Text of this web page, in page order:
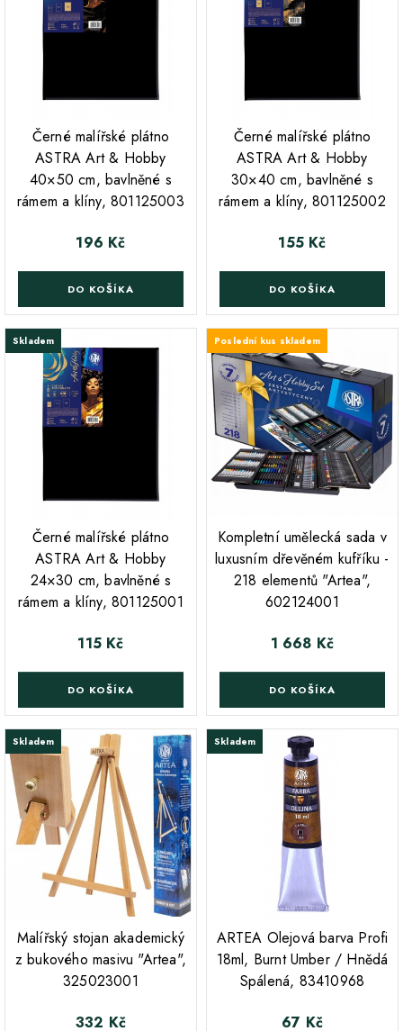
Černé malířské plátno
ASTRA Art & Hobby
40×50 cm, bavlněné s
rámem a klíny, 801125003
Cena
196 Kč
DO KOŠÍKA
Černé malířské plátno
ASTRA Art & Hobby
30×40 cm, bavlněné s
rámem a klíny, 801125002
Cena
155 Kč
DO KOŠÍKA
Skladem
Černé malířské plátno
ASTRA Art & Hobby
24×30 cm, bavlněné s
rámem a klíny, 801125001
Cena
115 Kč
DO KOŠÍKA
Poslední kus skladem
Kompletní umělecká sada v
luxusním dřevěném kufříku -
218 elementů "Artea",
602124001
Cena
1 668 Kč
DO KOŠÍKA
Skladem
Malířský stojan akademický
z bukového masivu "Artea",
325023001
Cena
332 Kč
Skladem
ARTEA Olejová barva Profi
18ml, Burnt Umber / Hnědá
Spálená, 83410968
Cena
67 Kč